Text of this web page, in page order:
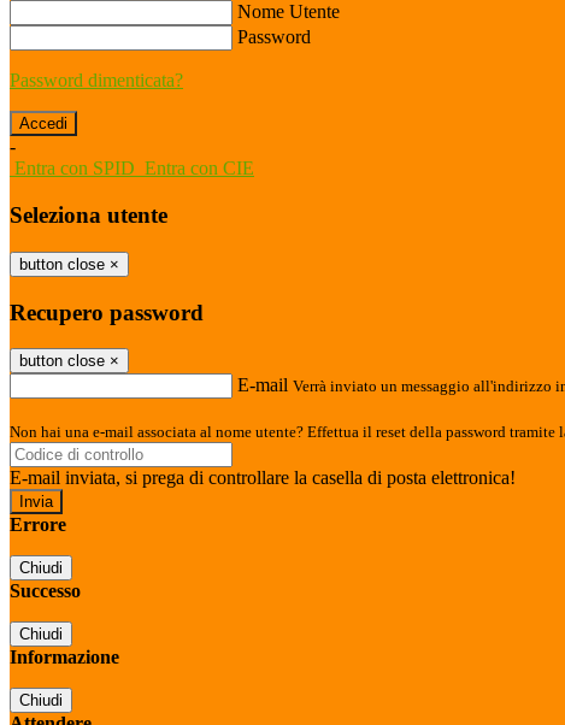
Nome Utente
Password
Password dimenticata?
-
Entra con SPID Entra con CIE
Seleziona utente
button close ×
Recupero password
button close ×
E-mail Verrà inviato un messaggio all'indirizzo
Non hai una e-mail associata al nome utente? Effettua il reset della password tramite
E-mail inviata, si prega di controllare la casella di posta elettronica!
Errore
Chiudi
Successo
Chiudi
Informazione
Chiudi